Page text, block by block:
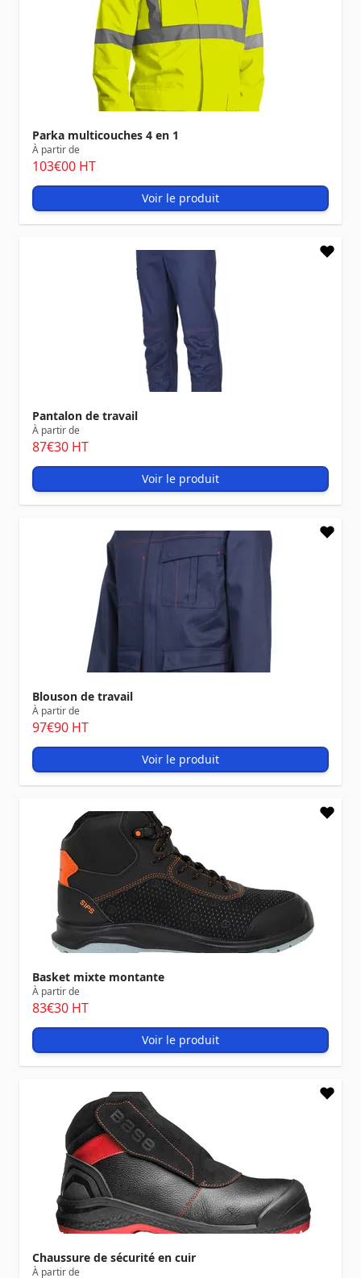
Parka multicouches 4 en 1
À partir de
103€00 HT
Voir le produit
Pantalon de travail
À partir de
87€30 HT
Voir le produit
Blouson de travail
À partir de
97€90 HT
Voir le produit
Basket mixte montante
À partir de
83€30 HT
Voir le produit
Chaussure de sécurité en cuir
À partir de